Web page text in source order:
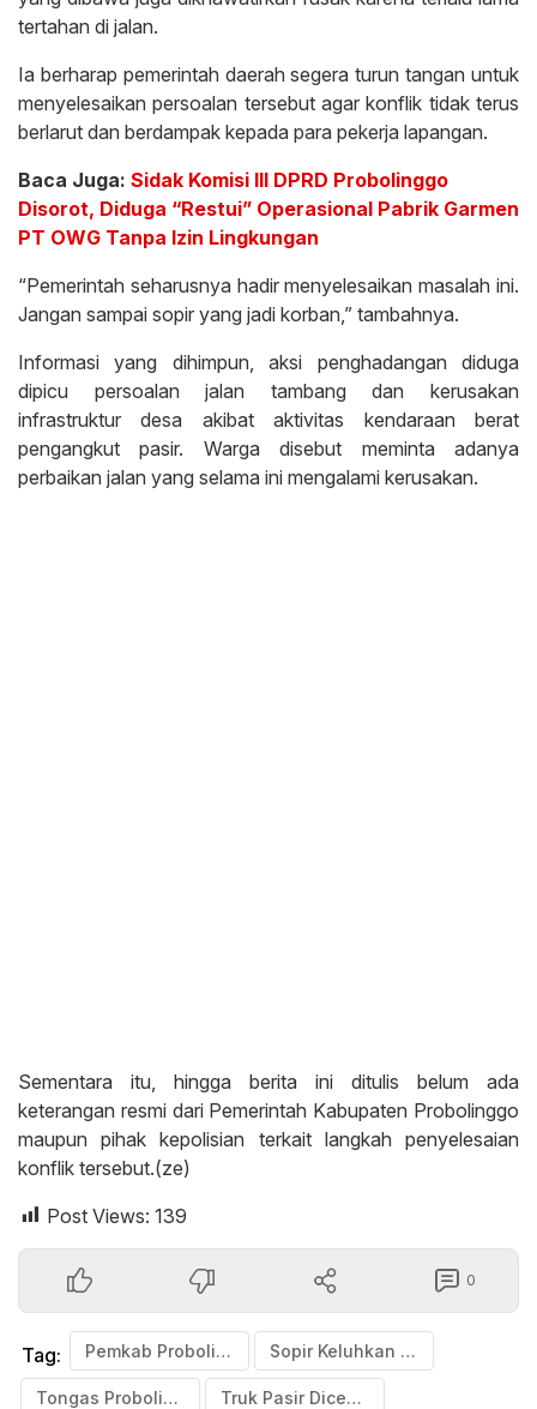
tertahan di jalan.
Ia berharap pemerintah daerah segera turun tangan untuk
menyelesaikan persoalan tersebut agar konflik tidak terus
berlarut dan berdampak kepada para pekerja lapangan.
Baca Juga: Sidak Komisi III DPRD Probolinggo
Disorot, Diduga “Restui” Operasional Pabrik Garmen
PT OWG Tanpa Izin Lingkungan
“Pemerintah seharusnya hadir menyelesaikan masalah ini.
Jangan sampai sopir yang jadi korban,” tambahnya.
Informasi yang dihimpun, aksi penghadangan diduga
dipicu persoalan jalan tambang dan kerusakan
infrastruktur desa akibat aktivitas kendaraan berat
pengangkut pasir. Warga disebut meminta adanya
perbaikan jalan yang selama ini mengalami kerusakan.
Sementara itu, hingga berita ini ditulis belum ada
keterangan resmi dari Pemerintah Kabupaten Probolinggo
maupun pihak kepolisian terkait langkah penyelesaian
konflik tersebut.(ze)
Post Views: 139
0
Tag: Pemkab Probolinggo Sopir Keluhkan Sulit Cari Nafkah
Tongas Probolinggo Truk Pasir Dicegat